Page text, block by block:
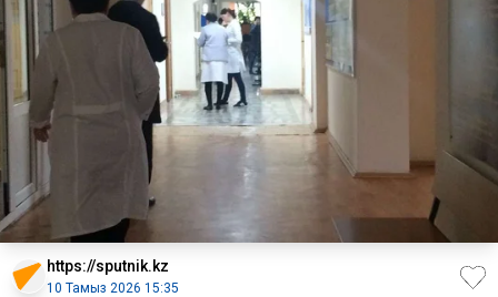
https://sputnik.kz
10 Тамыз 2026 15:35